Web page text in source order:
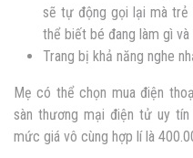
sẽ tự động gọi lại mà trẻ
thể biết bé đang làm gì và
Trang bị khả năng nghe
Mẹ có thể chọn mua điện
sàn thương mại điện tử uy
mức giá vô cùng hợp lí là